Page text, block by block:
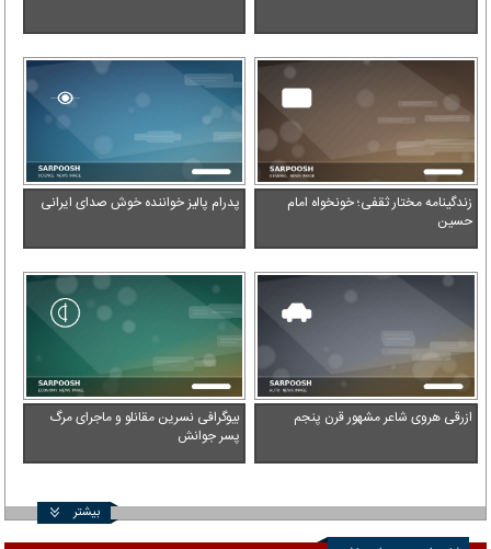
زندگینامه مختار ثقفی؛ خونخواه امام
حسین
پدرام پالیز خواننده خوش صدای ایرانی
ازرقی هروی شاعر مشهور قرن پنجم
بیوگرافی نسرین مقانلو و ماجرای مرگ
پسر جوانش
بیشتر